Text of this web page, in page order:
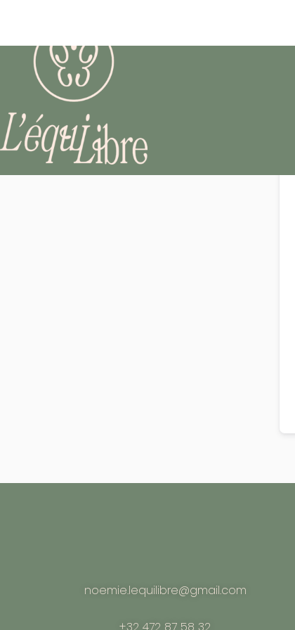
noemie.lequilibre@gmail.com
+32 472 87 58 32